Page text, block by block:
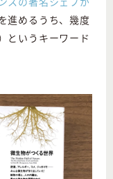
めるうち、幾度
というキーワード